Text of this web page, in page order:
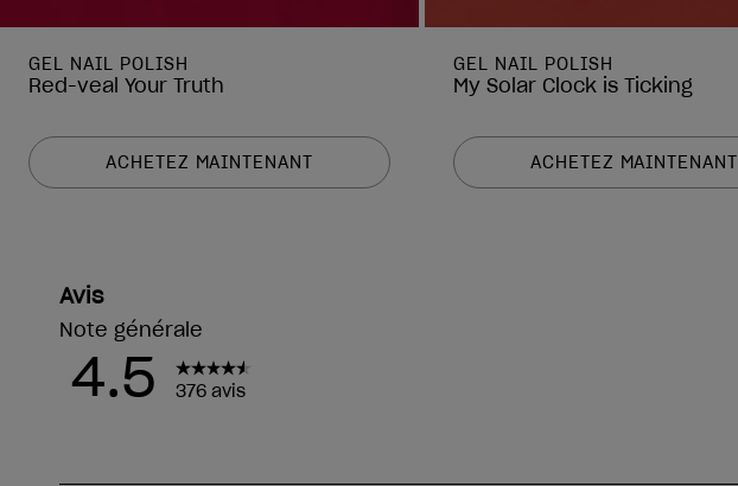
GEL NAIL POLISH
Red-veal Your Truth
ACHETEZ MAINTENANT
GEL NAIL POLISH
My Solar Clock is Ticking
ACHETEZ MAINTENANT